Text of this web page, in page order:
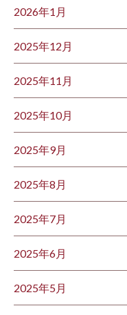
2026年1月
2025年12月
2025年11月
2025年10月
2025年9月
2025年8月
2025年7月
2025年6月
2025年5月